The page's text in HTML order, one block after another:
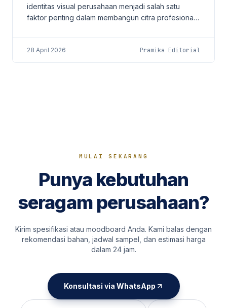
identitas visual perusahaan menjadi salah satu
faktor penting dalam membangun citra profesional.
sederhana...
28 April 2026 Pramika Editorial
MULAI SEKARANG
Punya kebutuhan
seragam perusahaan?
Kirim spesifikasi atau moodboard Anda. Kami balas dengan
rekomendasi bahan, jadwal sampel, dan estimasi harga
dalam 24 jam.
Konsultasi via WhatsApp